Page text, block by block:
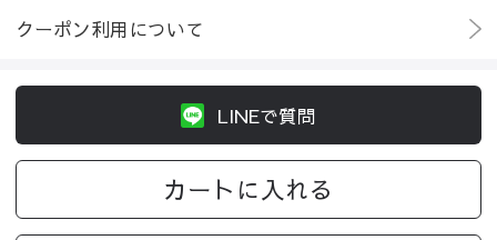
クーポン利用について
LINEで質問
カートに入れる